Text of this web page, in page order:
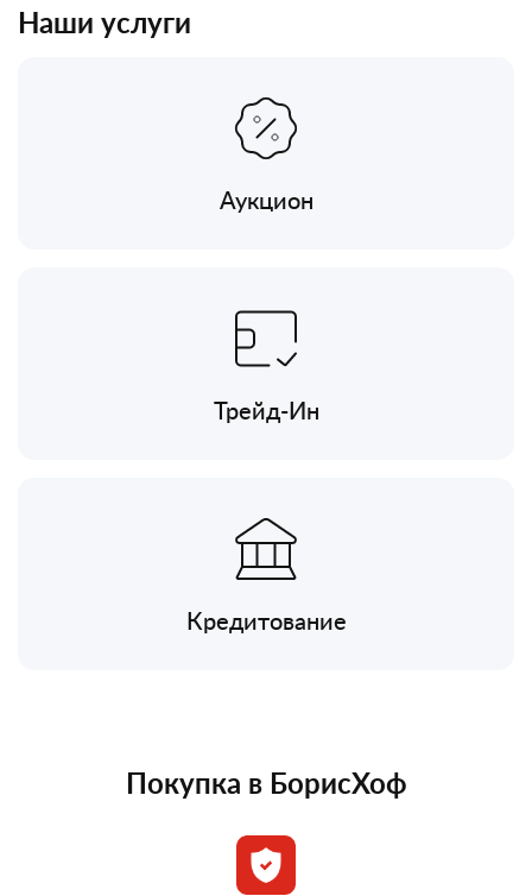
Наши услуги
Аукцион
Трейд-Ин
Кредитование
Покупка в БорисХоф